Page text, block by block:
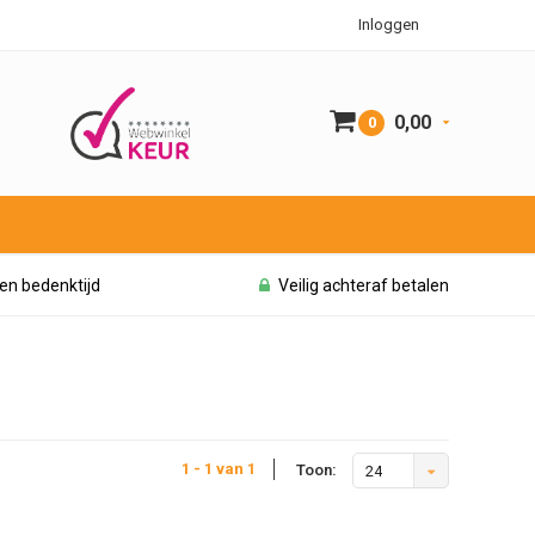
Inloggen
0 0,00
bedenktijd Veilig achteraf betalen
1 - 1 van 1 Toon: 24